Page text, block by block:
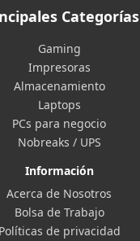
Categorías
Gaming
Impresoras
Almacenamiento
Laptops
PCs para negocio
Nobreaks / UPS
Información
Acerca de Nosotros
Bolsa de Trabajo
Políticas de privacidad